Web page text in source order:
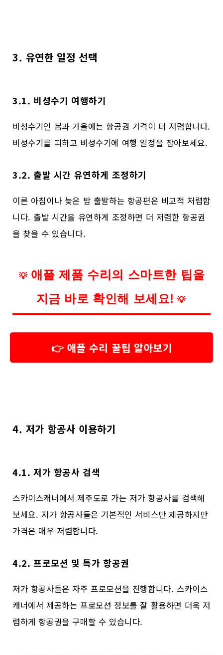
3. 유연한 일정 선택
3.1. 비성수기 여행하기
비성수기인 봄과 가을에는 항공권 가격이 더 저렴합니다.
비성수기를 피하고 비성수기에 여행 일정을 잡아보세요.
3.2. 출발 시간 유연하게 조정하기
이른 아침이나 늦은 밤 출발하는 항공편은 비교적 저렴합
니다. 출발 시간을 유연하게 조정하면 더 저렴한 항공권
을 찾을 수 있습니다.
💡 애플 제품 수리의 스마트한 팁을
지금 바로 확인해 보세요! 💡
👉 애플 수리 꿀팁 알아보기
4. 저가 항공사 이용하기
4.1. 저가 항공사 검색
스카이스캐너에서 제주도로 가는 저가 항공사를 검색해
보세요. 저가 항공사들은 기본적인 서비스만 제공하지만
가격은 매우 저렴합니다.
4.2. 프로모션 및 특가 항공권
저가 항공사들은 자주 프로모션을 진행합니다. 스카이스
캐너에서 제공하는 프로모션 정보를 잘 활용하면 더욱 저
렴하게 항공권을 구매할 수 있습니다.